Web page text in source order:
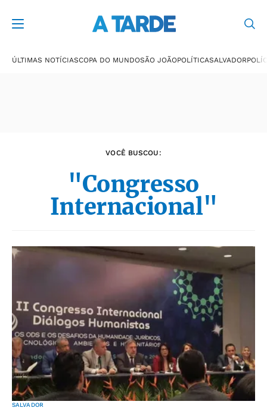
ÚLTIMAS NOTÍCIASCOPA DO MUNDOSÃO JOÃOPOLÍTICASALVADOR
VOCÊ BUSCOU:
"Congresso
Internacional"
SALVADOR